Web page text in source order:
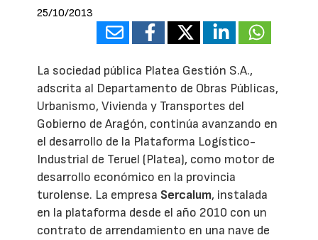
25/10/2013
La sociedad pública Platea Gestión S.A.,
adscrita al Departamento de Obras Públicas,
Urbanismo, Vivienda y Transportes del
Gobierno de Aragón, continúa avanzando en
el desarrollo de la Plataforma Logístico-
Industrial de Teruel (Platea), como motor de
desarrollo económico en la provincia
turolense. La empresa Sercalum, instalada
en la plataforma desde el año 2010 con un
contrato de arrendamiento en una nave de